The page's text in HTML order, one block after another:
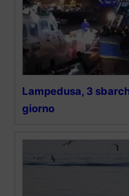
Lampedusa, 3
giorno